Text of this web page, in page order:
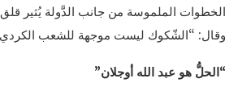
الخطوات الملموسة من جانب الدَّولة يُثير
وقال: “الشّكوك ليست موجهة للشعب الكردي،
“الحلُّ هو عبد الله أوجلان”